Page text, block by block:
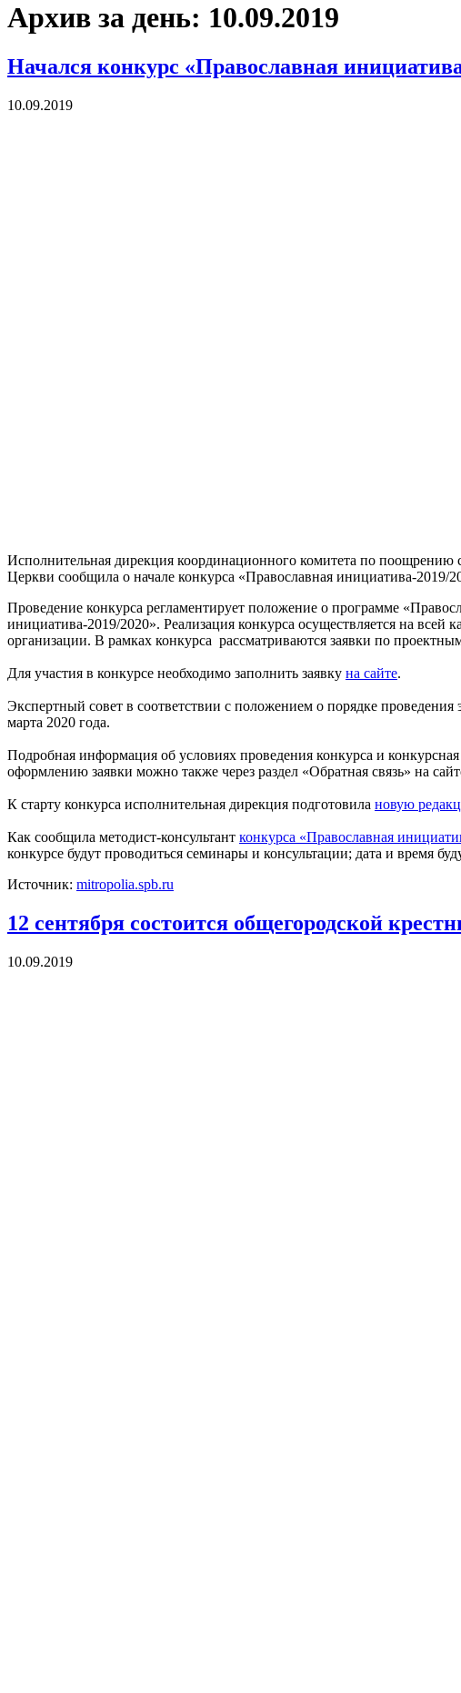
Архив за день: 10.09.2019
Начался конкурс «Православная
10.09.2019
Исполнительная дирекция координационного комитета по
Церкви сообщила о начале конкурса «Православная инициатива-2019/
Проведение конкурса регламентирует положение о программе
инициатива-2019/2020». Реализация конкурса осуществляется на
организации. В рамках конкурса рассматриваются заявки по
Для участия в конкурсе необходимо заполнить заявку на сайте.
Экспертный совет в соответствии с положением о порядке
марта 2020 года.
Подробная информация об условиях проведения конкурса и
оформлению заявки можно также через раздел «Обратная связь» на
К старту конкурса исполнительная дирекция подготовила новую
Как сообщила методист-консультант конкурса «Православная
конкурсе будут проводиться семинары и консультации; дата и время
Источник: mitropolia.spb.ru
12 сентября состоится общегородской
10.09.2019